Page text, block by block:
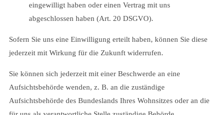
eingewilligt haben oder einen Vertrag mit uns
abgeschlossen haben (Art. 20 DSGVO).
Sofern Sie uns eine Einwilligung erteilt haben, können Sie diese
jederzeit mit Wirkung für die Zukunft widerrufen.
Sie können sich jederzeit mit einer Beschwerde an eine
Aufsichtsbehörde wenden, z. B. an die zuständige
Aufsichtsbehörde des Bundeslands Ihres Wohnsitzes oder an die